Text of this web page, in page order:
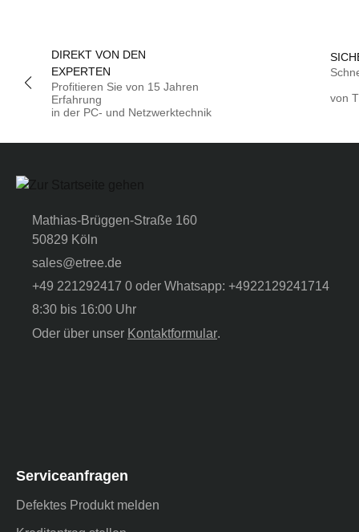
DIREKT VON DEN
EXPERTEN
Profitieren Sie von 15 Jahren
Erfahrung
in der PC- und Netzwerktechnik
von
Mathias-Brüggen-Straße 160
50829 Köln
sales@etree.de
+49 221292417 0 oder Whatsapp: +4922129241714
8:30 bis 16:00 Uhr
Oder über unser Kontaktformular.
Serviceanfragen
Defektes Produkt melden